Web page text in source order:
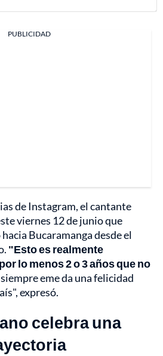
PUBLICIDAD
de Instagram, el cantante
viernes 12 de junio que
Bucaramanga desde el
"Esto es realmente
lo menos 2 o 3 años que no
eme da una felicidad
expresó.
celebra una